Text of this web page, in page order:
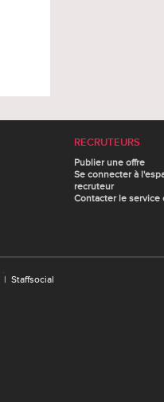
RECRUTEURS
Publier une offre
Se connecter à
recruteur
Contacter le service
| Staffsocial